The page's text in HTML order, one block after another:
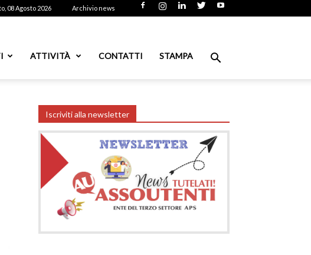
08 Agosto 2026 Archivio news
ATTIVITÀ CONTATTI STAMPA
Iscriviti alla newsletter